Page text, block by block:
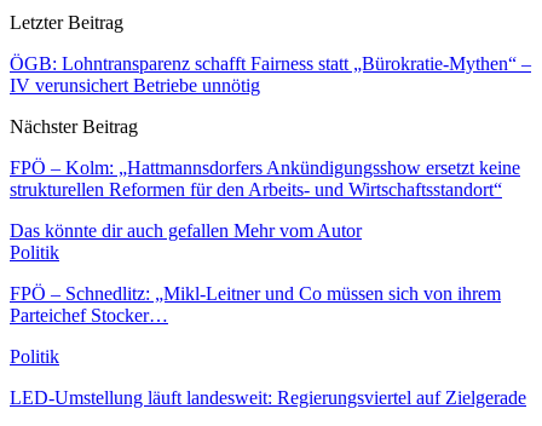
Letzter Beitrag
ÖGB: Lohntransparenz schafft Fairness statt „Bürokratie-Mythen“ –
IV verunsichert Betriebe unnötig
Nächster Beitrag
FPÖ – Kolm: „Hattmannsdorfers Ankündigungsshow ersetzt keine
strukturellen Reformen für den Arbeits- und Wirtschaftsstandort“
Das könnte dir auch gefallen Mehr vom Autor
Politik
FPÖ – Schnedlitz: „Mikl-Leitner und Co müssen sich von ihrem
Parteichef Stocker…
Politik
LED-Umstellung läuft landesweit: Regierungsviertel auf Zielgerade